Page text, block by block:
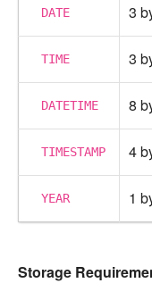
DATE 3
TIME 3
DATETIME 8
TIMESTAMP 4
YEAR 1
Storage